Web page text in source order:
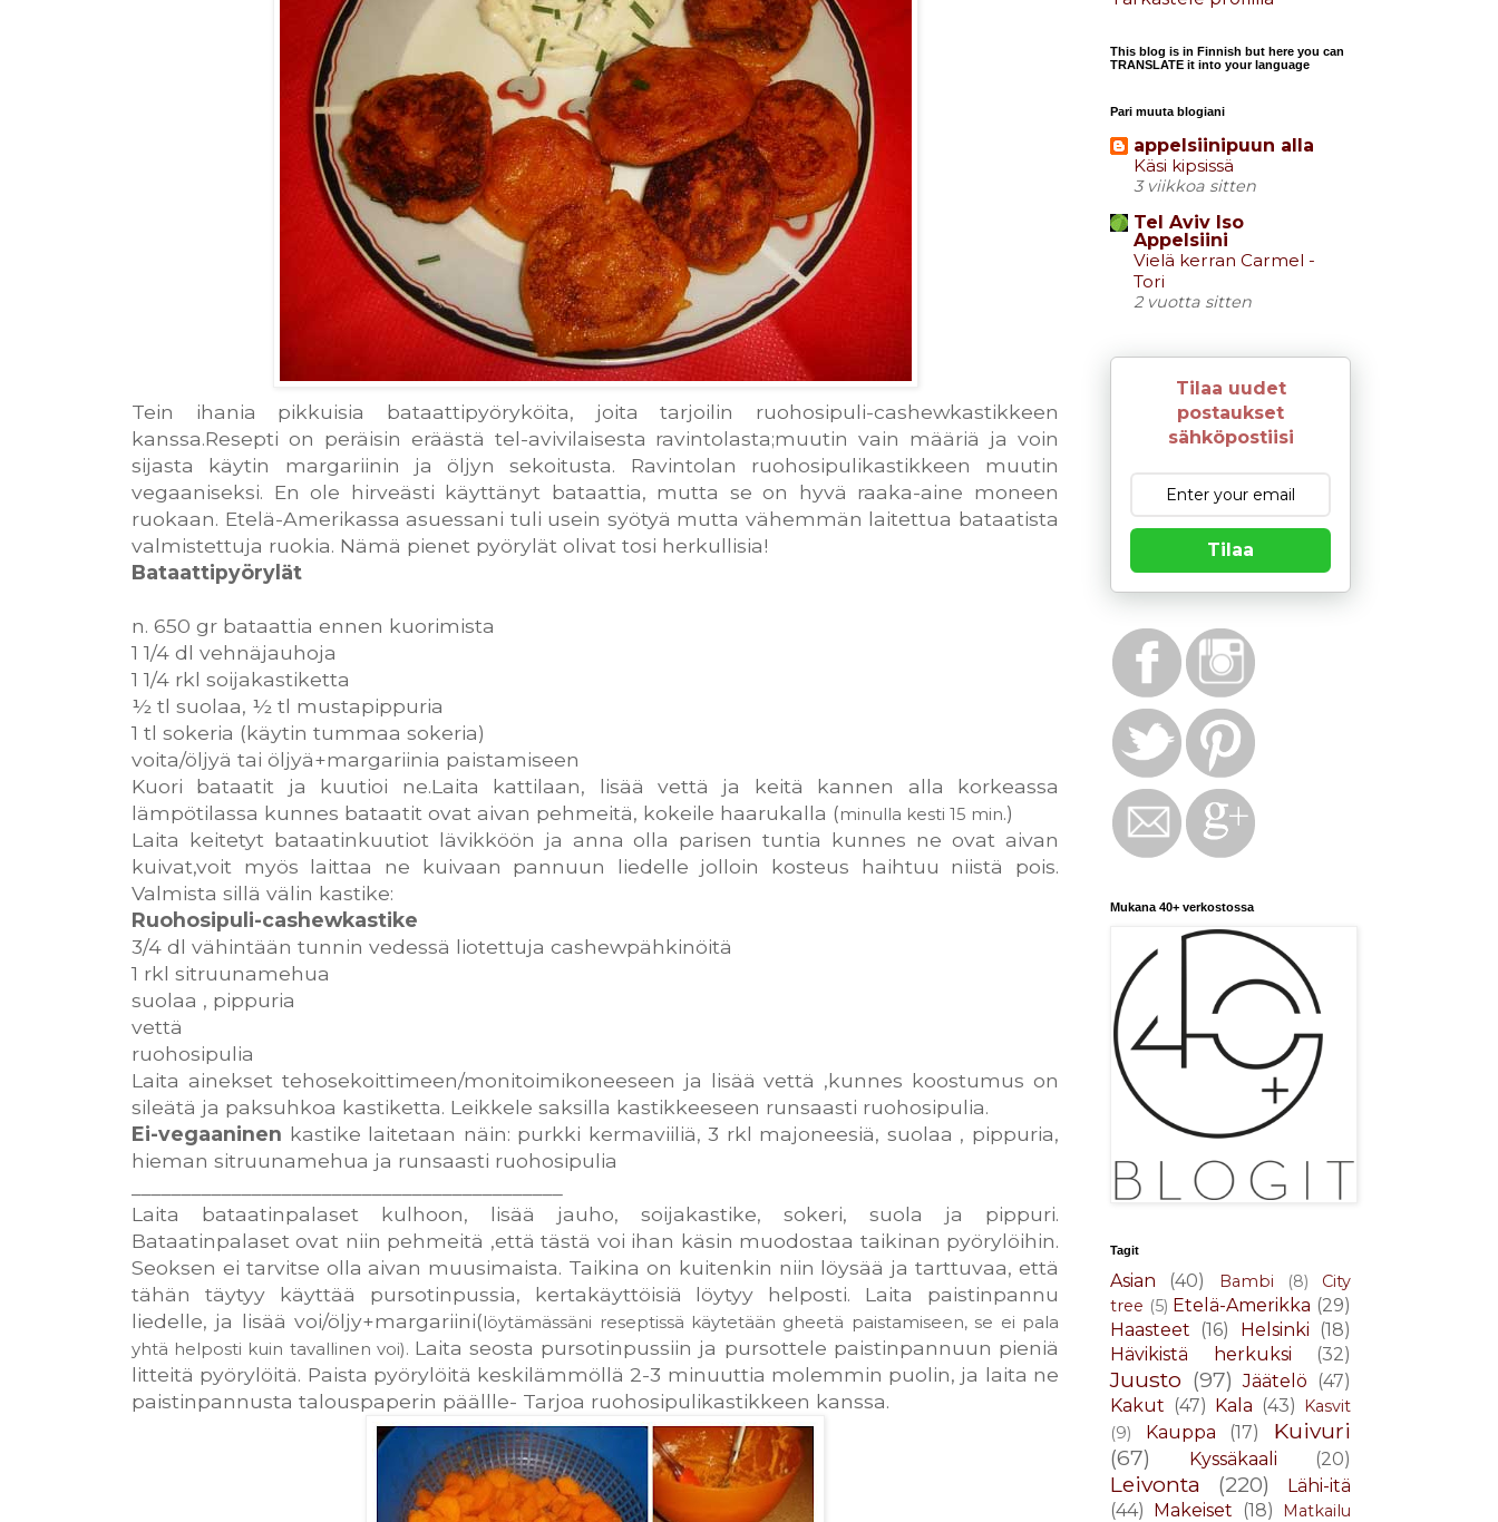
Tein ihania pikkuisia bataattipyöryköita, joita tarjoilin ruohosipuli-cashewkastikkeen
kanssa.Resepti on peräisin eräästä tel-avivilaisesta ravintolasta;muutin vain määriä ja voin
sijasta käytin margariinin ja öljyn sekoitusta. Ravintolan ruohosipulikastikkeen muutin
vegaaniseksi. En ole hirveästi käyttänyt bataattia, mutta se on hyvä raaka-aine moneen
ruokaan. Etelä-Amerikassa asuessani tuli usein syötyä mutta vähemmän laitettua bataatista
valmistettuja ruokia. Nämä pienet pyörylät olivat tosi herkullisia!
Bataattipyörylät
n. 650 gr bataattia ennen kuorimista
1 1/4 dl vehnäjauhoja
1 1/4 rkl soijakastiketta
½ tl suolaa, ½ tl mustapippuria
1 tl sokeria (käytin tummaa sokeria)
voita/öljyä tai öljyä+margariinia paistamiseen
Kuori bataatit ja kuutioi ne.Laita kattilaan, lisää vettä ja keitä kannen alla korkeassa
lämpötilassa kunnes bataatit ovat aivan pehmeitä, kokeile haarukalla (minulla kesti 15 min.)
Laita keitetyt bataatinkuutiot lävikköön ja anna olla parisen tuntia kunnes ne ovat aivan
kuivat,voit myös laittaa ne kuivaan pannuun liedelle jolloin kosteus haihtuu niistä pois.
Valmista sillä välin kastike:
Ruohosipuli-cashewkastike
3/4 dl vähintään tunnin vedessä liotettuja cashewpähkinöitä
1 rkl sitruunamehua
suolaa , pippuria
vettä
ruohosipulia
Laita ainekset tehosekoittimeen/monitoimikoneeseen ja lisää vettä ,kunnes koostumus on
sileätä ja paksuhkoa kastiketta. Leikkele saksilla kastikkeeseen runsaasti ruohosipulia.
Ei-vegaaninen kastike laitetaan näin: purkki kermaviiliä, 3 rkl majoneesiä, suolaa , pippuria,
hieman sitruunamehua ja runsaasti ruohosipulia
Laita bataatinpalaset kulhoon, lisää jauho, soijakastike, sokeri, suola ja pippuri.
Bataatinpalaset ovat niin pehmeitä ,että tästä voi ihan käsin muodostaa taikinan pyörylöihin.
Seoksen ei tarvitse olla aivan muusimaista. Taikina on kuitenkin niin löysää ja tarttuvaa, että
tähän täytyy käyttää pursotinpussia, kertakäyttöisiä löytyy helposti. Laita paistinpannu
liedelle, ja lisää voi/öljy+margariini( löytämässäni reseptissä käytetään gheetä paistamiseen, se ei pala
yhtä helposti kuin tavallinen voi). Laita seosta pursotinpussiin ja pursottele paistinpannuun pieniä
litteitä pyörylöitä. Paista pyörylöitä keskilämmöllä 2-3 minuuttia molemmin puolin, ja laita ne
paistinpannusta talouspaperin päällle- Tarjoa ruohosipulikastikkeen kanssa.
This blog is in Finnish but here you can
TRANSLATE it into your language
Pari muuta blogiani
appelsiinipuun alla
Käsi kipsissä
3 viikkoa sitten
Tel Aviv Iso
Appelsiini
Vielä kerran Carmel -
Tori
2 vuotta sitten
Tilaa uudet
postaukset
sähköpostiisi
Tilaa
Mukana 40+ verkostossa
Tagit
Asian (40) Bambi (8)
City
tree (5) Etelä-Amerikka (29)
Haasteet
(16) Helsinki
(18)
Hävikistä herkuksi
(32)
Juusto (97) Jäätelö
(47)
Kakut (47) Kala (43) Kasvit
(9)
Kauppa (17)
Kuivuri
(67)
Kyssäkaali (20)
Leivonta (220)
Lähi-itä
(44) Makeiset (18)
Matkailu